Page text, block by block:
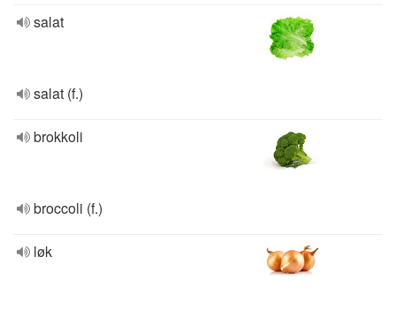
salat
salat (f.)
brokkoli
broccoli (f.)
løk